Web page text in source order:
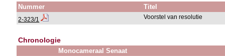
Nummer Titel
2-323/1 Voorstel van resolutie
Chronologie
Monocameraal Senaat